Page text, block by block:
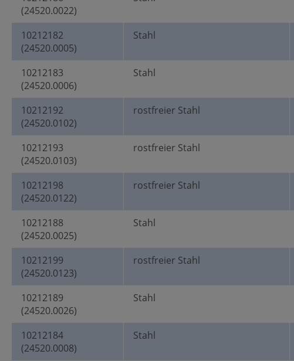
(24520.0022)
10212182
(24520.0005)
Stahl
10212183
(24520.0006)
Stahl
10212192
(24520.0102)
rostfreier Stahl
10212193
(24520.0103)
rostfreier Stahl
10212198
(24520.0122)
rostfreier Stahl
10212188
(24520.0025)
Stahl
10212199
(24520.0123)
rostfreier Stahl
10212189
(24520.0026)
Stahl
10212184
(24520.0008)
Stahl